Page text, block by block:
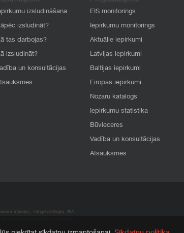
izsludināšana
izsludināt?
tas darbojas?
izsludināt?
un konsultācijas
EIS monitorings
Iepirkumu monitorings
Aktuālie iepirkumi
Latvijas iepirkumi
Baltijas iepirkumi
Eiropas iepirkumi
Nozaru katalogs
Iepirkumu statistika
Būvieceres
Vadība un konsultācijas
Atsauksmes
atļaujas, stingri aizliegta. SIA